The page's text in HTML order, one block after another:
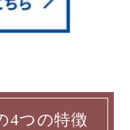
4つの特徴